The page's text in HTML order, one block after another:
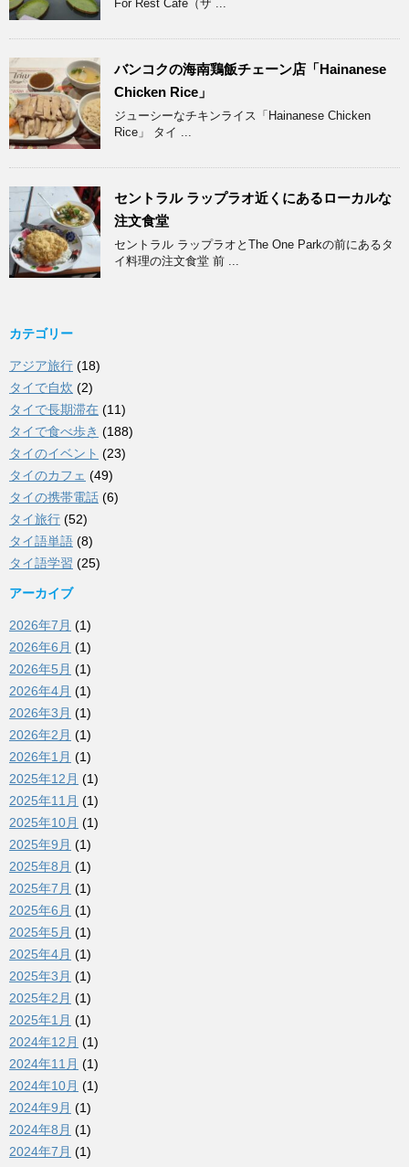
For Rest Cafe（ザ ...
バンコクの海南鶏飯チェーン店「Hainanese
Chicken Rice」
ジューシーなチキンライス「Hainanese Chicken
Rice」 タイ ...
セントラル ラップラオ近くにあるローカルな
注文食堂
セントラル ラップラオとThe One Parkの前にあるタ
イ料理の注文食堂 前 ...
カテゴリー
アジア旅行 (18)
タイで自炊 (2)
タイで長期滞在 (11)
タイで食べ歩き (188)
タイのイベント (23)
タイのカフェ (49)
タイの携帯電話 (6)
タイ旅行 (52)
タイ語単語 (8)
タイ語学習 (25)
アーカイブ
2026年7月 (1)
2026年6月 (1)
2026年5月 (1)
2026年4月 (1)
2026年3月 (1)
2026年2月 (1)
2026年1月 (1)
2025年12月 (1)
2025年11月 (1)
2025年10月 (1)
2025年9月 (1)
2025年8月 (1)
2025年7月 (1)
2025年6月 (1)
2025年5月 (1)
2025年4月 (1)
2025年3月 (1)
2025年2月 (1)
2025年1月 (1)
2024年12月 (1)
2024年11月 (1)
2024年10月 (1)
2024年9月 (1)
2024年8月 (1)
2024年7月 (1)